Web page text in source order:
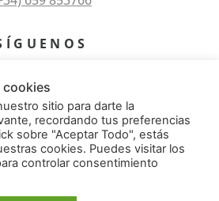
reservados 2026 – Manos
sitio para darte la
recordando tus preferencias
sobre "Aceptar Todo", estás
cookies. Puedes visitar los
controlar consentimiento